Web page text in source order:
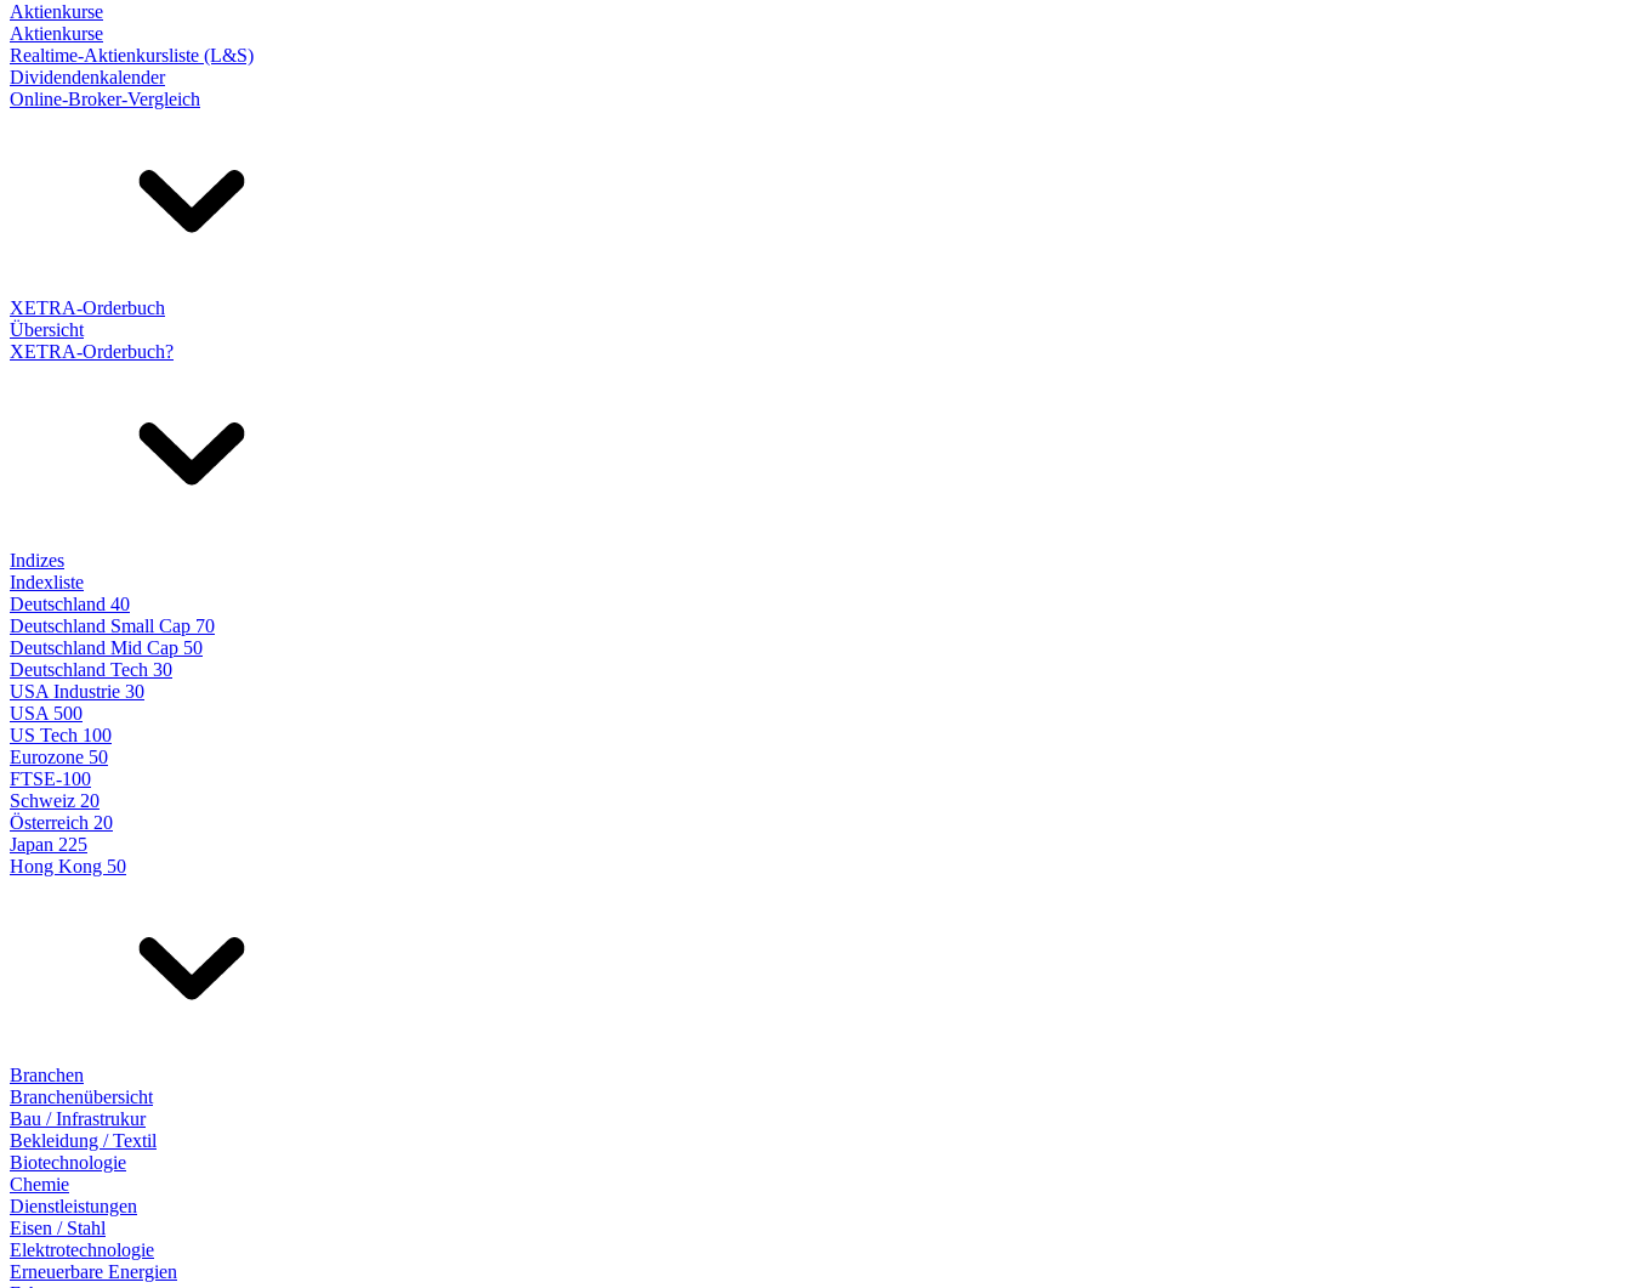
Aktienkurse
Aktienkurse
Realtime-Aktienkursliste (L&S)
Dividendenkalender
Online-Broker-Vergleich
XETRA-Orderbuch
Übersicht
XETRA-Orderbuch?
Indizes
Indexliste
Deutschland 40
Deutschland Small Cap 70
Deutschland Mid Cap 50
Deutschland Tech 30
USA Industrie 30
USA 500
US Tech 100
Eurozone 50
FTSE-100
Schweiz 20
Österreich 20
Japan 225
Hong Kong 50
Branchen
Branchenübersicht
Bau / Infrastrukur
Bekleidung / Textil
Biotechnologie
Chemie
Dienstleistungen
Eisen / Stahl
Elektrotechnologie
Erneuerbare Energien